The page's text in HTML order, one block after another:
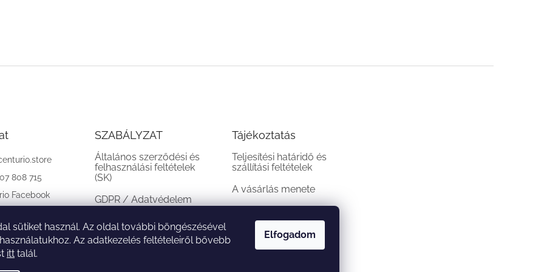
sütiket használ. Az oldal további böngészésével
Az adatkezelés feltételeiről bővebb
itt talál.
Elfogadom
808 715
Facebook
SZABÁLYZAT
Általános szerződési és
felhasználási feltételek
(SK)
GDPR / Adatvédelem
(SK)
Reklamációs feltételek
(SK)
Tájékoztatás
Teljesítési határidő és
szállítási feltételek
A vásárlás menete